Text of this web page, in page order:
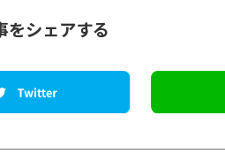
をシェアする